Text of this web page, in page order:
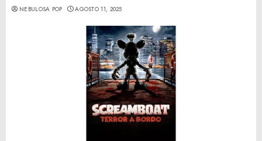
NEBULOSA POP AGOSTO 11, 2025